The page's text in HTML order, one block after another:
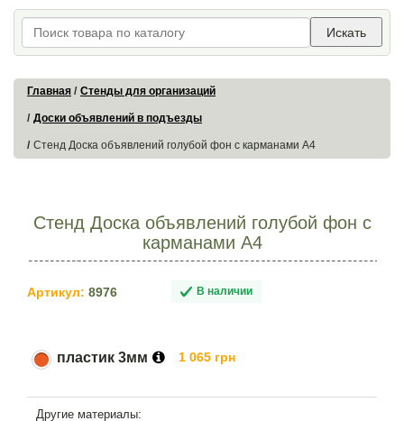
Искать
Главная Стенды для организаций
Доски объявлений в подъезды
Стенд Доска объявлений голубой фон с карманами А4
Стенд Доска объявлений голубой фон с
карманами А4
Артикул: 8976 В наличии
пластик 3мм 1 065 грн